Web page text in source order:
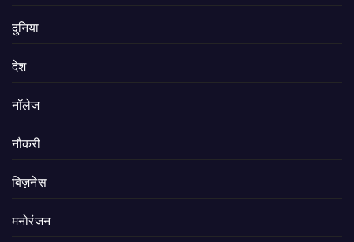
दुनिया
देश
नॉलेज
नौकरी
बिज़नेस
मनोरंजन